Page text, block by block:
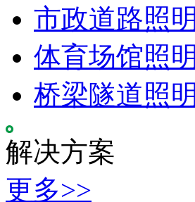
市政道路照明
体育场馆照明
桥梁隧道照明
解决方案
更多>>